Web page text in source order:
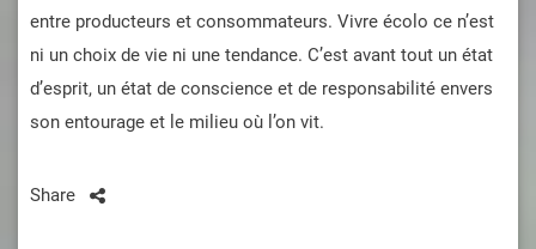
entre producteurs et consommateurs. Vivre écolo ce n’est
ni un choix de vie ni une tendance. C’est avant tout un état
d’esprit, un état de conscience et de responsabilité envers
son entourage et le milieu où l’on vit.
Share